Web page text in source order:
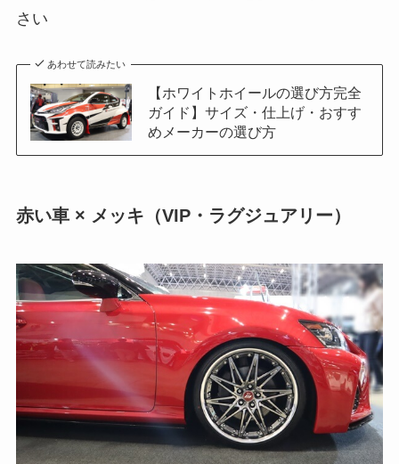
さい
あわせて読みたい
【ホワイトホイールの選び方完全
ガイド】サイズ・仕上げ・おすす
めメーカーの選び方
赤い車 × メッキ（VIP・ラグジュアリー）